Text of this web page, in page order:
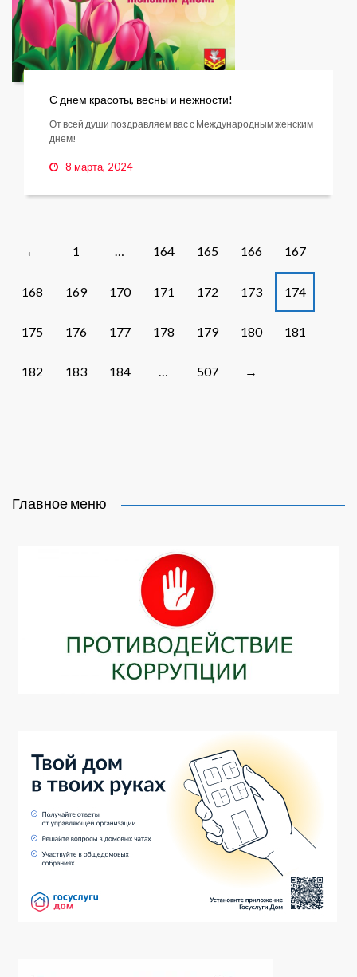
С днем красоты, весны и нежности!
От всей души поздравляем вас с Международным женским
днем!
8 марта, 2024
Posts
navigation
← 1 … 164 165 166 167
168 169 170 171 172 173 174
175 176 177 178 179 180 181
182 183 184 … 507 →
Главное меню